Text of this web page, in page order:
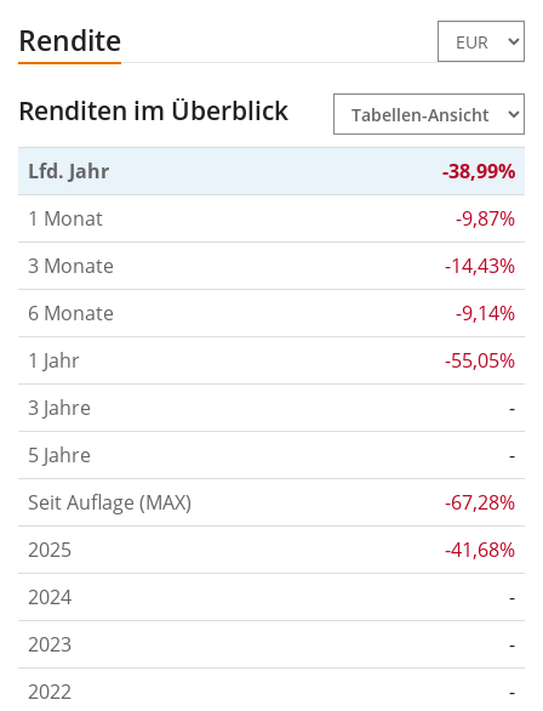
Rendite
Renditen im Überblick
Lfd. Jahr
-38,99%
1 Monat
-9,87%
3 Monate
-14,43%
6 Monate
-9,14%
1 Jahr
-55,05%
3 Jahre
-
5 Jahre
-
Seit Auflage (MAX)
-67,28%
2025
-41,68%
2024
-
2023
-
2022
-